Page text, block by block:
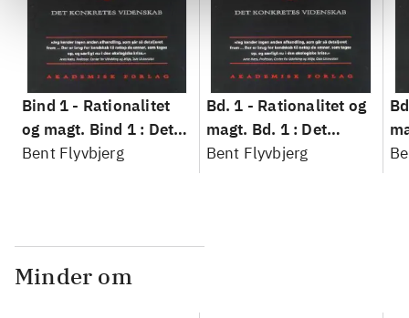
Bind 1 - Rationalitet
og magt. Bind 1 : Det
konkretes videnskab
Bent Flyvbjerg
Bd. 1 - Rationalitet og
magt. Bd. 1 : Det
konkretes videnskab
Bent Flyvbjerg
Minder om